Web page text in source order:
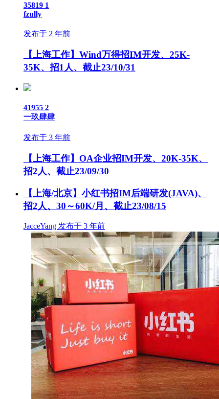
35819 1
fzully
发布于 2 年前
【上海工作】Wind万得招IM开发、25K-
35K、招1人、截止23/10/31
41955 2
一玖肆肆
发布于 3 年前
【上海工作】OA企业招IM开发、20K-35K、
招2人、截止23/09/30
【上海/北京】小红书招IM后端研发(JAVA)、
招2人、30～60K/月、截止23/08/15
JacceYang 发布于 3 年前